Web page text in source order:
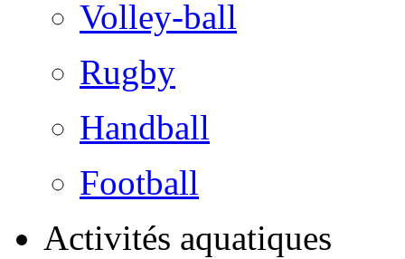
Volley-ball
Rugby
Handball
Football
Activités aquatiques